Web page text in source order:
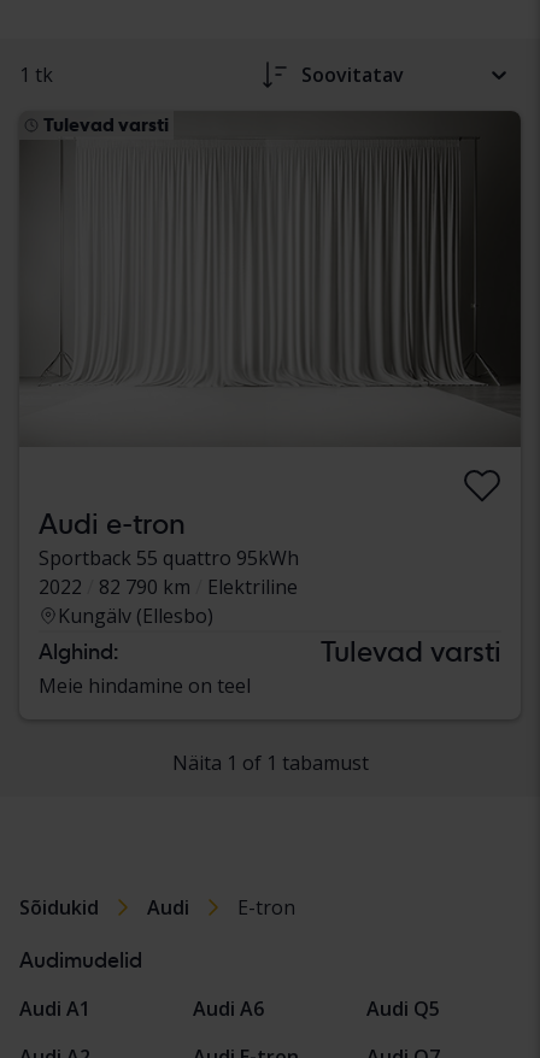
1 tk Soovitatav
Tulevad varsti
Audi e-tron
Sportback 55 quattro 95kWh
2022
82 790 km
Elektriline
Kungälv (Ellesbo)
Alghind: Tulevad varsti
Meie hindamine on teel
Näita 1 of 1 tabamust
Sõidukid Audi E-tron
Audimudelid
Audi A1
Audi A6
Audi Q5